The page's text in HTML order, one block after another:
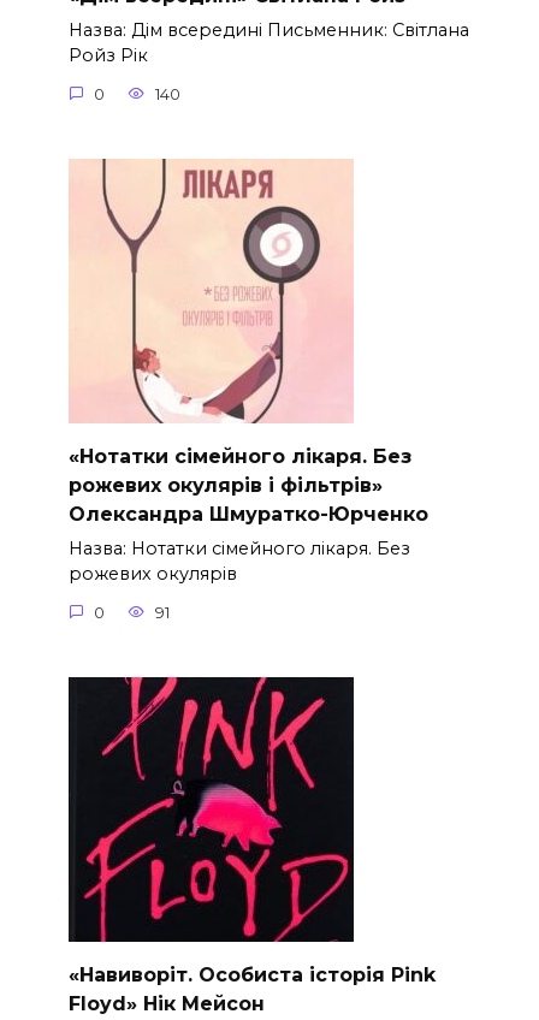
Назва: Дім всередині Письменник: Світлана
Ройз Рік
0 140
«Нотатки сімейного лікаря. Без
рожевих окулярів і фільтрів»
Олександра Шмуратко-Юрченко
Назва: Нотатки сімейного лікаря. Без
рожевих окулярів
0 91
«Навиворіт. Особиста історія Pink
Floyd» Нік Мейсон